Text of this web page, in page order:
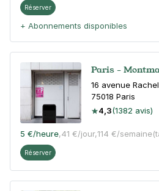
Réserver
+ Abonnements disponibles
Paris -
16 avenue Rachel
75018 Paris
4,3(1382 avis)
5 €/heure,41 €/jour,114 €/semaine
Réserver